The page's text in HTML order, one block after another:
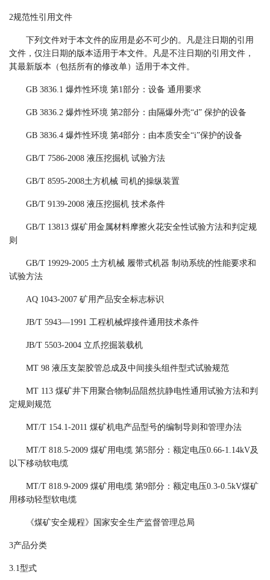
2规范性引用文件
下列文件对于本文件的应用是必不可少的。凡是注日期的引用
文件，仅注日期的版本适用于本文件。凡是不注日期的引用文件，
其最新版本（包括所有的修改单）适用于本文件。
GB 3836.1 爆炸性环境 第1部分：设备 通用要求
GB 3836.2 爆炸性环境 第2部分：由隔爆外壳“d” 保护的设备
GB 3836.4 爆炸性环境 第4部分：由本质安全“i”保护的设备
GB/T 7586-2008 液压挖掘机 试验方法
GB/T 8595-2008土方机械 司机的操纵装置
GB/T 9139-2008 液压挖掘机 技术条件
GB/T 13813 煤矿用金属材料摩擦火花安全性试验方法和判定规
则
GB/T 19929-2005 土方机械 履带式机器 制动系统的性能要求和
试验方法
AQ 1043-2007 矿用产品安全标志标识
JB/T 5943—1991 工程机械焊接件通用技术条件
JB/T 5503-2004 立爪挖掘装载机
MT 98 液压支架胶管总成及中间接头组件型式试验规范
MT 113 煤矿井下用聚合物制品阻然抗静电性通用试验方法和判
定规则规范
MT/T 154.1-2011 煤矿机电产品型号的编制导则和管理办法
MT/T 818.5-2009 煤矿用电缆 第5部分： 额定电压0.66-1.14kV及
以下移动软电缆
MT/T 818.9-2009 煤矿用电缆 第9部分：额定电压0.3-0.5kV煤矿
用移动轻型软电缆
《煤矿安全规程》 国家安全生产监督管理总局
3产品分类
3.1型式